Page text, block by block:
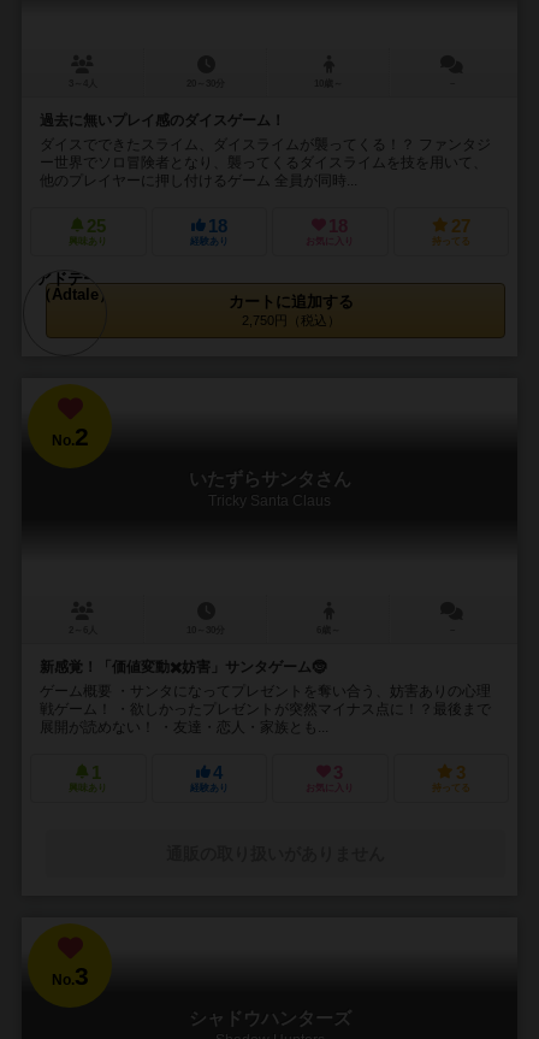
過去に無いプレイ感のダイスゲーム！
ダイスでできたスライム、ダイスライムが襲ってくる！？ ファンタジ
ー世界でソロ冒険者となり、襲ってくるダイスライムを技を用いて、
他のプレイヤーに押し付けるゲーム 全員が同時...
25
興味あり
18
経験あり
18
お気に入り
27
持ってる
カートに追加する
2,750円（税込）
No.2
いたずらサンタさん
Tricky Santa Claus
新感覚！「価値変動✖️妨害」サンタゲーム🤶
ゲーム概要 ・サンタになってプレゼントを奪い合う、妨害ありの心理
戦ゲーム！ ・欲しかったプレゼントが突然マイナス点に！？最後まで
展開が読めない！ ・友達・恋人・家族とも...
1
興味あり
4
経験あり
3
お気に入り
3
持ってる
No.3
シャドウハンターズ